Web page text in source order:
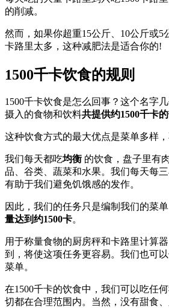
的削减。
然而，如果你超重15公斤、10公斤或5
卡路里太多，这种减肥法是适合你的!
1500千卡饮食的规则
1500千卡饮食是怎么回事？这个名字
摄入的食物和饮料共提供约1500千卡
这种饮食方式的最大优点是菜单多样，
我们每天都吃均衡 的饮食，盘子里有
品、谷类、蔬菜和水果。我们每天每
有助于我们避免饥饿感的发作。
因此，我们的任务只是编制我们的菜单
量达到约1500卡。
用于称量食物的厨房秤和卡路里计算
到，将使这项任务更容易。我们也可
菜单。
在1500千卡的饮食中，我们可以吃任
切都在合理范围内。当然，没有甜食